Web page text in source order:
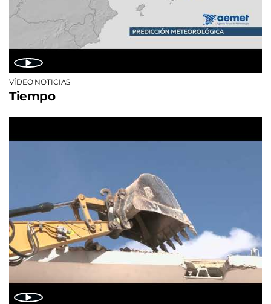
VÍDEO NOTICIAS
Tiempo